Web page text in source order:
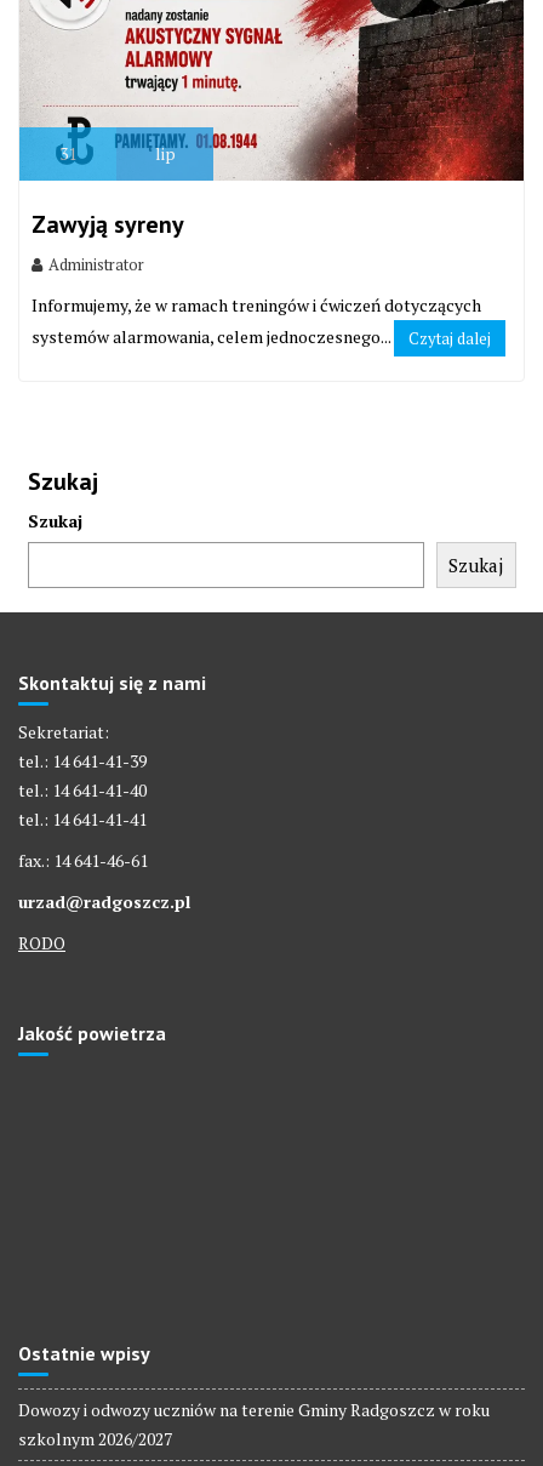
31 lip
Zawyją syreny
Administrator
Informujemy, że w ramach treningów i ćwiczeń dotyczących
systemów alarmowania, celem jednoczesnego...
Czytaj dalej
Szukaj
Szukaj
Szukaj
Skontaktuj się z nami
Sekretariat:
tel.: 14 641-41-39
tel.: 14 641-41-40
tel.: 14 641-41-41
fax.: 14 641-46-61
urzad@radgoszcz.pl
RODO
Jakość powietrza
Ostatnie wpisy
Dowozy i odwozy uczniów na terenie Gminy Radgoszcz w roku
szkolnym 2026/2027